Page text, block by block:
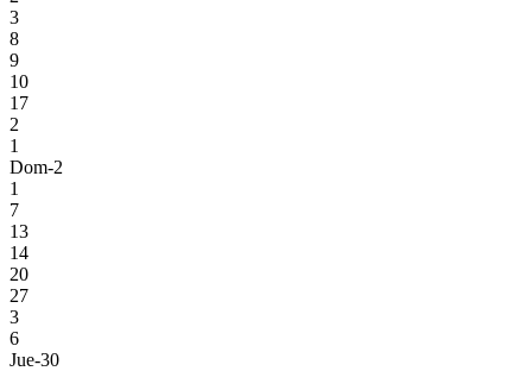
3
8
9
10
17
2
1
Dom-2
1
7
13
14
20
27
3
6
Jue-30